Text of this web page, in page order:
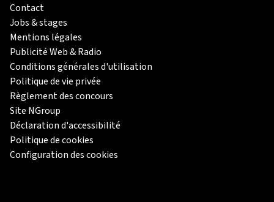
Contact
Jobs & stages
Mentions légales
Publicité Web & Radio
Conditions générales d'utilisation
Politique de vie privée
Règlement des concours
Site NGroup
Déclaration d'accessibilité
Politique de cookies
Configuration des cookies